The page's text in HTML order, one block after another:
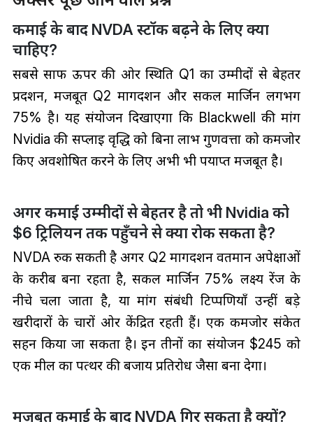
कमाई के बाद NVDA स्टॉक बढ़ने के लिए क्या
चाहिए?
सबसे साफ ऊपर की ओर स्थिति Q1 का उम्मीदों से बेहतर
प्रदर्शन, मजबूत Q2 मार्गदर्शन और सकल मार्जिन लगभग
75% है। यह संयोजन दिखाएगा कि Blackwell की मांग
Nvidia की सप्लाई वृद्धि को बिना लाभ गुणवत्ता को कमजोर
किए अवशोषित करने के लिए अभी भी पर्याप्त मजबूत है।
अगर कमाई उम्मीदों से बेहतर है तो भी Nvidia को
$6 ट्रिलियन तक पहुँचने से क्या रोक सकता है?
NVDA रुक सकती है अगर Q2 मार्गदर्शन वर्तमान अपेक्षाओं
के करीब बना रहता है, सकल मार्जिन 75% लक्ष्य रेंज के
नीचे चला जाता है, या मांग संबंधी टिप्पणियाँ उन्हीं बड़े
खरीदारों के चारों ओर केंद्रित रहती हैं। एक कमजोर संकेत
सहन किया जा सकता है। इन तीनों का संयोजन $245 को
एक मील का पत्थर की बजाय प्रतिरोध जैसा बना देगा।
मजबूत कमाई के बाद NVDA गिर सकता है क्यों?